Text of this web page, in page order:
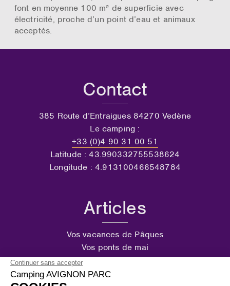
font en moyenne 100 m² de superficie avec
électricité, proche d’un point d’eau et animaux
acceptés.
Contact
385 Route d’Entraigues 84270 Vedène
Le camping :
+33 (0)4 90 31 00 51
Latitude : 43.990332755538624
Longitude : 4.913100466548784
Articles
Vos vacances de Pâques
Vos ponts de mai
Votre pont de l’Ascension
Votre week-end de Pentecôte